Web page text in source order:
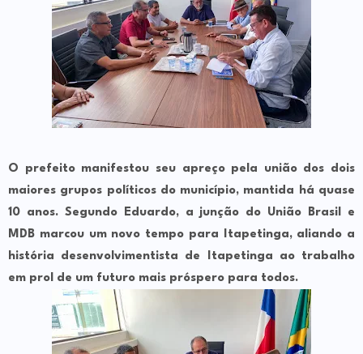
O prefeito manifestou seu apreço pela união dos dois
maiores grupos políticos do município, mantida há quase
10 anos. Segundo Eduardo, a junção do União Brasil e
MDB marcou um novo tempo para Itapetinga, aliando a
história desenvolvimentista de Itapetinga ao trabalho
em prol de um futuro mais próspero para todos.